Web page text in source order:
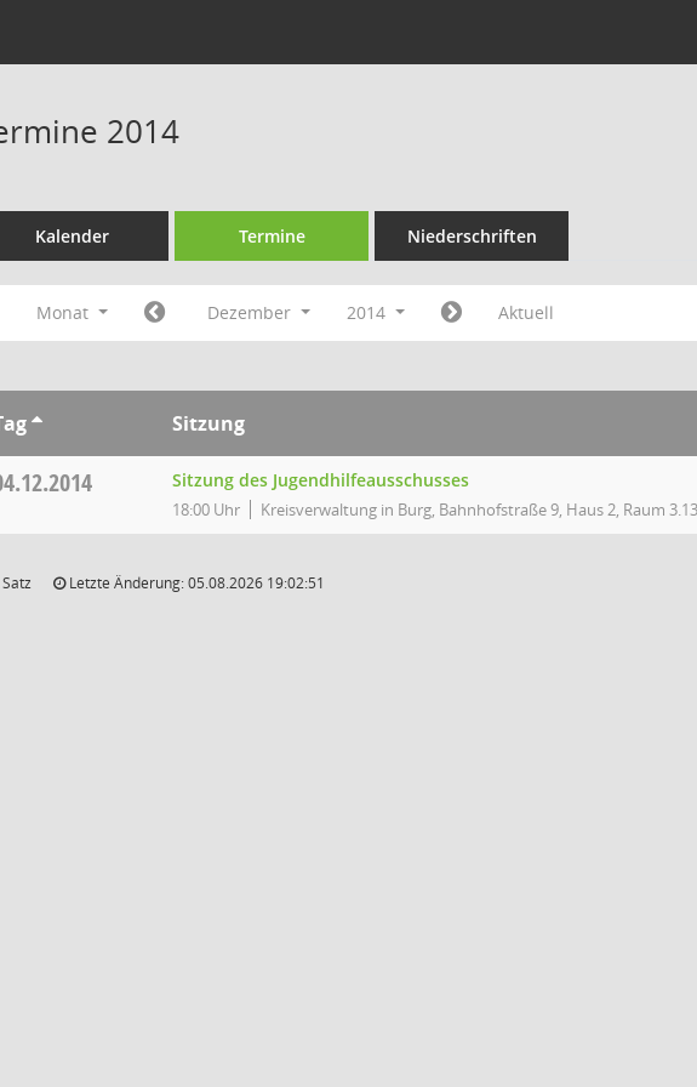
2014
Kalender Termine Niederschriften
Monat Dezember 2014 Aktuell
Sitzung
Sitzung des Jugendhilfeausschusses
18:00 Uhr Kreisverwaltung in Burg, Bahnhofstraße 9, Haus 2, Raum 3.13
Letzte Änderung: 05.08.2026 19:02:51